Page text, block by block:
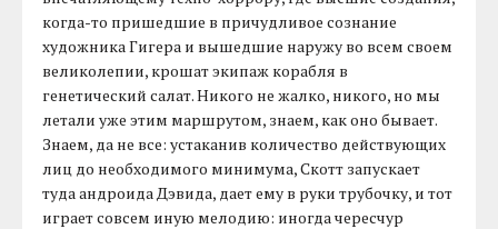
когда-то пришедшие в причудливое сознание
художника Гигера и вышедшие наружу во всем своем
великолепии, крошат экипаж корабля в
генетический салат. Никого не жалко, никого, но мы
летали уже этим маршрутом, знаем, как оно бывает.
Знаем, да не все: устаканив количество действующих
лиц до необходимого минимума, Скотт запускает
туда андроида Дэвида, дает ему в руки трубочку, и тот
играет совсем иную мелодию: иногда чересчур